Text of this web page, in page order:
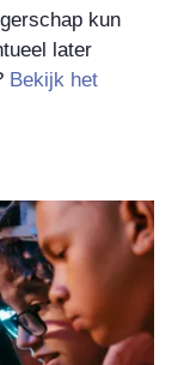
kun
later
Bekijk het